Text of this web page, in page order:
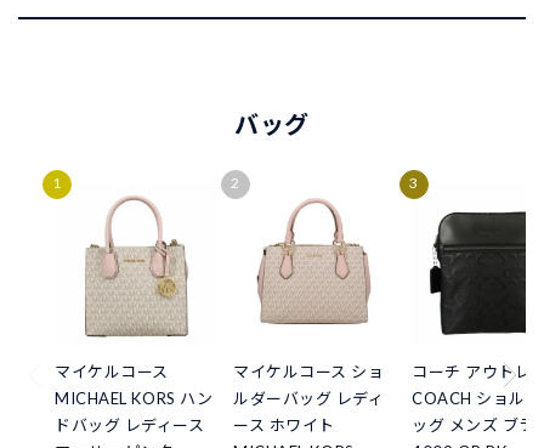
バッグ
マイケルコース
MICHAEL KORS ハン
ドバッグ レディース
マイケルコース ショ
ルダーバッグ レディ
ース ホワイト
コーチ アウトレ
COACH ショル
ッグ メンズ ブラ